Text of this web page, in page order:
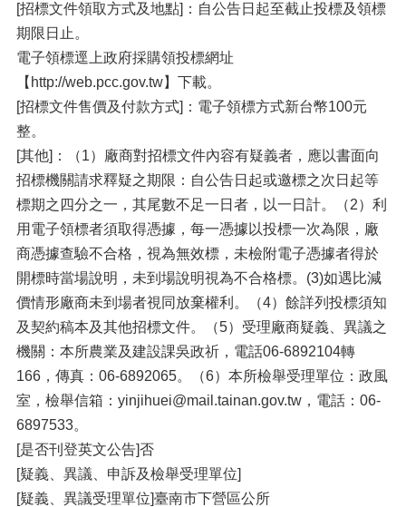
[招標文件領取方式及地點]：自公告日起至截止投標及領標
期限日止。
電子領標逕上政府採購領投標網址
【http://web.pcc.gov.tw】下載。
[招標文件售價及付款方式]：電子領標方式新台幣100元
整。
[其他]：（1）廠商對招標文件內容有疑義者，應以書面向
招標機關請求釋疑之期限：自公告日起或邀標之次日起等
標期之四分之一，其尾數不足一日者，以一日計。（2）利
用電子領標者須取得憑據，每一憑據以投標一次為限，廠
商憑據查驗不合格，視為無效標，未檢附電子憑據者得於
開標時當場說明，未到場說明視為不合格標。(3)如遇比減
價情形廠商未到場者視同放棄權利。（4）餘詳列投標須知
及契約稿本及其他招標文件。（5）受理廠商疑義、異議之
機關：本所農業及建設課吳政祈，電話06-6892104轉
166，傳真：06-6892065。（6）本所檢舉受理單位：政風
室，檢舉信箱：yinjihuei@mail.tainan.gov.tw，電話：06-
6897533。
[是否刊登英文公告]否
[疑義、異議、申訴及檢舉受理單位]
[疑義、異議受理單位]臺南市下營區公所